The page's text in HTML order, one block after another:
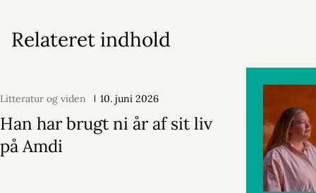
Relateret indhold
Litteratur og viden 10. juni 2026
Han har brugt ni år af sit liv
på Amdi